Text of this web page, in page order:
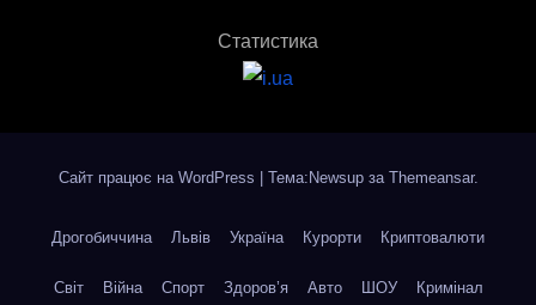
Статистика
Сайт працює на WordPress Тема:Newsup за Themeansar.
Дрогобиччина Львів Україна Курорти Криптовалюти
Світ Війна Спорт Здоров’я Авто ШОУ Кримінал